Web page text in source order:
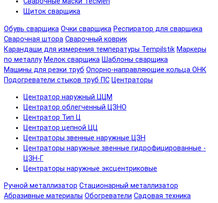
Щиток сварщика
Обувь сварщика Очки сварщика Респиратор для сварщика
Сварочная штора Сварочный коврик
Карандаши для измерения температуры Tempilstik Маркеры
по металлу Мелок сварщика Шаблоны сварщика
Машины для резки труб Опорно-направляющие кольца ОНК
Подогреватели стыков труб ПС Центраторы
Центратор наружный ЦЦМ
Центратор облегченный ЦЗНО
Центратор Тип Ц
Центратор цепной ЦЦ
Центраторы звенные наружные ЦЗН
Центраторы наружные звенные гидрофицированные -
ЦЗН-Г
Центраторы наружные эксцентриковые
Ручной металлизатор Стационарный металлизатор
Абразивные материалы Обогреватели Садовая техника